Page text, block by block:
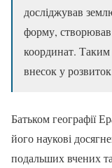
досліджував
форму, створював
координат.
внесок у розвиток
Батьком географії
його наукові
подальших вчених